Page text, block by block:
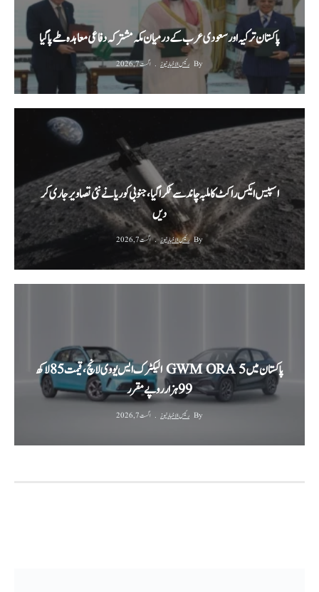
پاکستان ترکیہ اور سعودی عرب کے درمیان مکہ مشترکہ دفاعی معاہدہ طے پا گیا
By رئیس الاخبار نیوز اگست 7, 2026
اسپیس ایکس راکٹ کا ملبہ چاند سے ٹکرا گیا، جنوبی کوریا نے نئی تصاویر جاری کر
دیں
By رئیس الاخبار نیوز اگست 7, 2026
پاکستان میں GWM ORA 5 الیکٹرک ایس یو وی لانچ، قیمت 85 لاکھ
99 ہزار روپے مقرر
By رئیس الاخبار نیوز اگست 7, 2026